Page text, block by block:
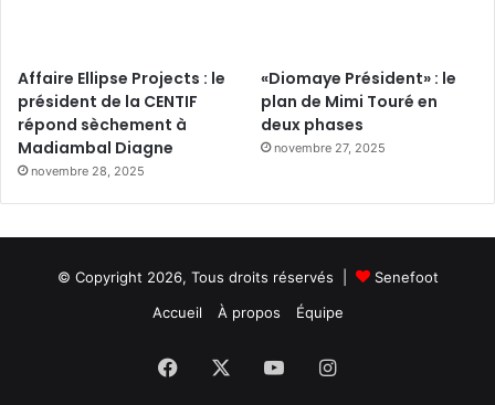
Affaire Ellipse Projects : le
président de la CENTIF
répond sèchement à
Madiambal Diagne
novembre 28, 2025
«Diomaye Président» : le
plan de Mimi Touré en
deux phases
novembre 27, 2025
© Copyright 2026, Tous droits réservés |
Senefoot
Accueil
À propos Équipe
Facebook YouTubeInstagram